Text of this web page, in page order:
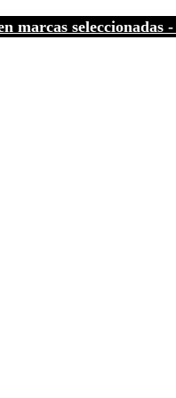
marcas seleccionadas